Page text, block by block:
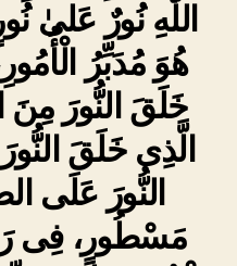
اللّٰهِ نُورٌ عَلىٰ
هُوَ مُدَبِّرُ
خَلَقَ النُّورَ مِنَ
الَّذِى خَلَقَ
النُّورَ عَلَى
مَسْطُورٍ، فِى